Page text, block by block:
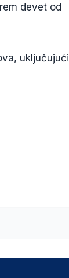
devet od
uključujući